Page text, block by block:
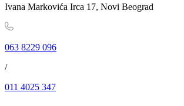
Ivana Markovića Irca 17, Novi Beograd
063 8229 096
/
011 4025 347